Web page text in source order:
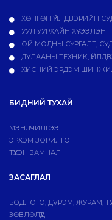
ХӨНГӨН ҮЙЛДВЭРИЙН
УУЛ УУРХАЙН ХҮРЭЭЛЭН
ОЙ МОДНЫ СУРГАЛТ,
ДУЛААНЫ ТЕХНИК,
ХҮНСНИЙ ЭРДЭМ
БИДНИЙ ТУХАЙ
МЭНДЧИЛГЭЭ
ЭРХЭМ ЗОРИЛГО
ТҮҮХЭН ЗАМНАЛ
ЗАСАГЛАЛ
БОДЛОГО, ДVРЭМ, ЖУРАМ,
ЗӨВЛӨЛҮҮД